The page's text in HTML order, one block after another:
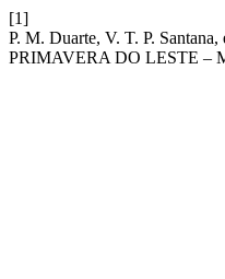
[1]
P. M. Duarte, V. T. P.
PRIMAVERA DO LESTE –